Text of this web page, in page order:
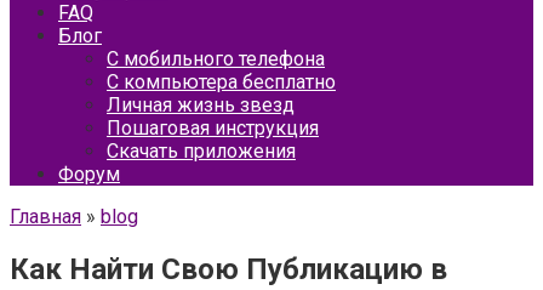
FAQ
Блог
С мобильного телефона
С компьютера бесплатно
Личная жизнь звезд
Пошаговая инструкция
Скачать приложения
Форум
Главная » blog
Как Найти Свою Публикацию в